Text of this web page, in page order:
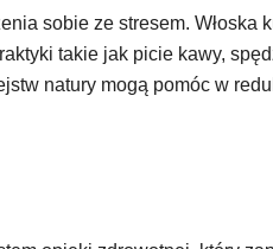
sobie ze stresem. Włoska
takie jak picie kawy,
natury mogą pomóc w